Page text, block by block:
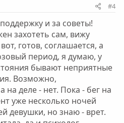
#4
и за советы!
захотеть сам, вижу
готов, соглашается, а
период, я думаю, у
бывают неприятные
Возможно,
на деле - нет. Пока - бег на
уже несколько ночей
девушки, но знаю - врет.